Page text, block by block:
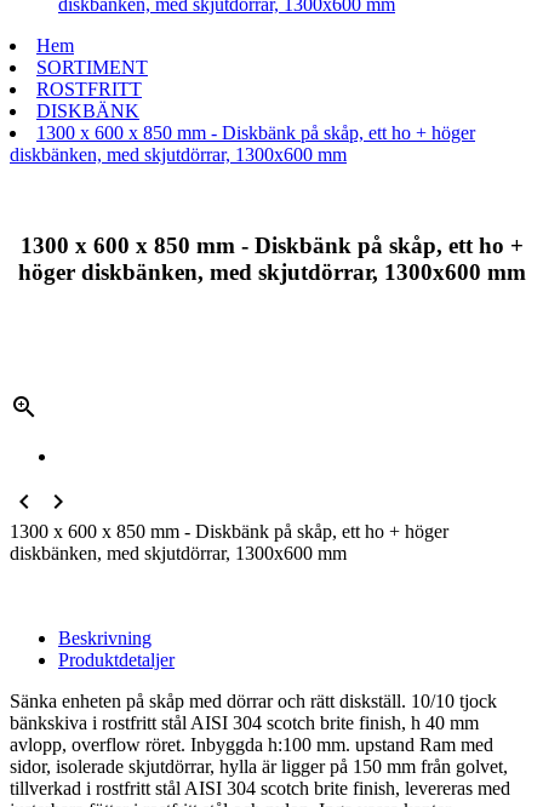
diskbänken, med skjutdörrar, 1300x600 mm
Hem
SORTIMENT
ROSTFRITT
DISKBÄNK
1300 x 600 x 850 mm - Diskbänk på skåp, ett ho + höger
diskbänken, med skjutdörrar, 1300x600 mm
1300 x 600 x 850 mm - Diskbänk på skåp, ett ho +
höger diskbänken, med skjutdörrar, 1300x600 mm

 
1300 x 600 x 850 mm - Diskbänk på skåp, ett ho + höger
diskbänken, med skjutdörrar, 1300x600 mm
Beskrivning
Produktdetaljer
Sänka enheten på skåp med dörrar och rätt diskställ. 10/10 tjock
bänkskiva i rostfritt stål AISI 304 scotch brite finish, h 40 mm
avlopp, overflow röret. Inbyggda h:100 mm. upstand Ram med
sidor, isolerade skjutdörrar, hylla är ligger på 150 mm från golvet,
tillverkad i rostfritt stål AISI 304 scotch brite finish, levereras med